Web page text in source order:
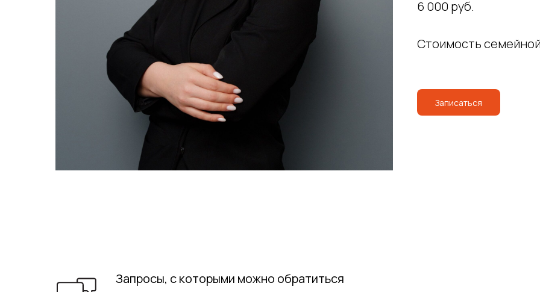
6 000 руб.
Стоимость
Записаться
Запросы, с которыми можно обратиться